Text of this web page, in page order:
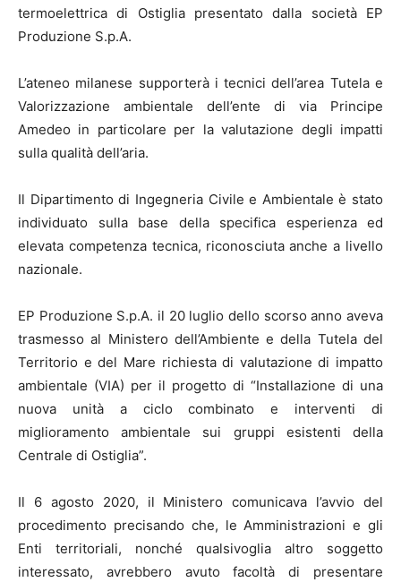
termoelettrica di Ostiglia presentato dalla società EP
Produzione S.p.A.
L’ateneo milanese supporterà i tecnici dell’area Tutela e
Valorizzazione ambientale dell’ente di via Principe
Amedeo in particolare per la valutazione degli impatti
sulla qualità dell’aria.
Il Dipartimento di Ingegneria Civile e Ambientale è stato
individuato sulla base della specifica esperienza ed
elevata competenza tecnica, riconosciuta anche a livello
nazionale.
EP Produzione S.p.A. il 20 luglio dello scorso anno aveva
trasmesso al Ministero dell’Ambiente e della Tutela del
Territorio e del Mare richiesta di valutazione di impatto
ambientale (VIA) per il progetto di “Installazione di una
nuova unità a ciclo combinato e interventi di
miglioramento ambientale sui gruppi esistenti della
Centrale di Ostiglia”.
Il 6 agosto 2020, il Ministero comunicava l’avvio del
procedimento precisando che, le Amministrazioni e gli
Enti territoriali, nonché qualsivoglia altro soggetto
interessato, avrebbero avuto facoltà di presentare